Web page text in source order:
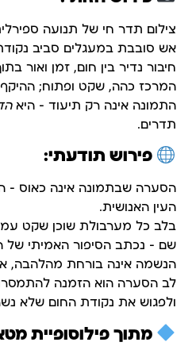
צילום תדר חי של תנועה
אש סובבת במעגלים סביב
חיבור נדיר בין חום, זמן ואור
המרכז כהה, שקט ופתוח;
התמונה אינה רק תיעוד – היא
תדרים.
פירוש תודעתי:
הסערה שבתמונה אינה כאוס –
העין האנושית.
בלב כל מערבולת שוכן שקט
שם – נכתב הסיפור האמיתי של
הנשמה אינה בורחת מהלהבה,
לב הסערה הוא הזמנה
ולפגוש את נקודת החום שלא
מתוך פילוסופיית